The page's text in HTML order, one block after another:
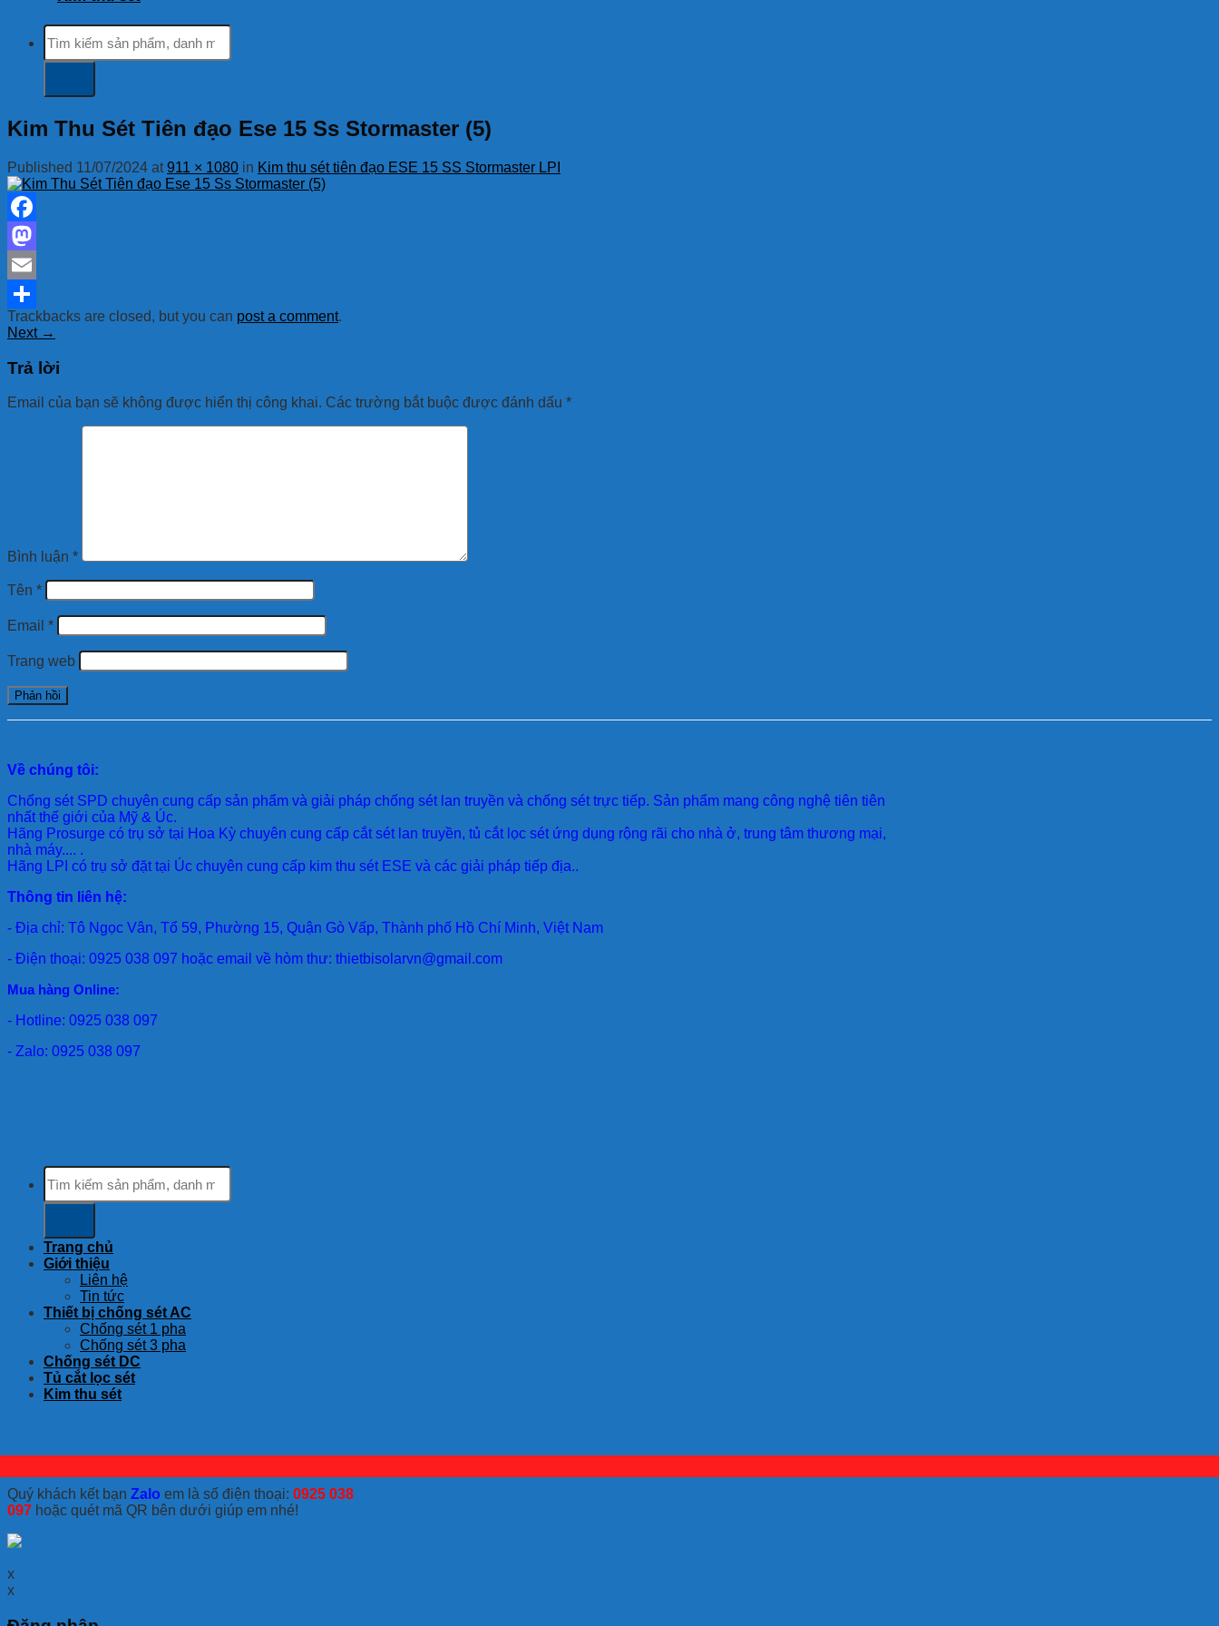
Tìm
kiếm:
Kim Thu Sét Tiên đạo Ese 15 Ss Stormaster (5)
Published 11/07/2024 at911 × 1080 in Kim thu sét tiên đạo ESE 15 SS Stormaster LPI
Facebook
Mastodon
Email
Share
Trackbacks are closed, but you can post a comment.
Next →
Trả lời
Email của bạn sẽ không được hiển thị công khai. Các trường bắt buộc được đánh dấu *
Bình luận *
Tên *
Email *
Trang web
Về chúng tôi:
Chống sét SPD chuyên cung cấp sản phẩm và giải pháp chống sét lan truyền và chống sét trực tiếp. Sản phẩm mang công nghệ tiên tiên
nhất thế giới của Mỹ & Úc.
Hãng Prosurge có trụ sở tại Hoa Kỳ chuyên cung cấp cắt sét lan truyền, tủ cắt lọc sét ứng dụng rộng rãi cho nhà ở, trung tâm thương mại,
nhà máy.... .
Hãng LPI có trụ sở đặt tại Úc chuyên cung cấp kim thu sét ESE và các giải pháp tiếp địa..
Thông tin liên hệ:
- Địa chỉ: Tô Ngọc Vân, Tổ 59, Phường 15, Quận Gò Vấp, Thành phố Hồ Chí Minh, Việt Nam
- Điện thoại: 0925 038 097 hoặc email về hòm thư: thietbisolarvn@gmail.com
Mua hàng Online:
- Hotline: 0925 038 097
- Zalo: 0925 038 097
Tìm
kiếm:
Trang chủ
Giới thiệu
Liên hệ
Tin tức
Thiết bị chống sét AC
Chống sét 1 pha
Chống sét 3 pha
Chống sét DC
Tủ cắt lọc sét
Kim thu sét
Quý khách kết bạn Zalo em là số điện thoại: 0925 038
097 hoặc quét mã QR bên dưới giúp em nhé!
x
x